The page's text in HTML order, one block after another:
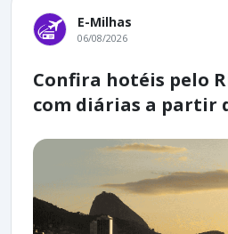
E-Milhas
06/08/2026
Confira hotéis pelo
com diárias a partir